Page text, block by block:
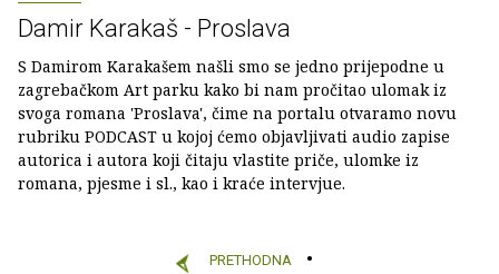
Damir Karakaš - Proslava
S Damirom Karakašem našli smo se jedno prijepodne u
zagrebačkom Art parku kako bi nam pročitao ulomak iz
svoga romana 'Proslava', čime na portalu otvaramo novu
rubriku PODCAST u kojoj ćemo objavljivati audio zapise
autorica i autora koji čitaju vlastite priče, ulomke iz
romana, pjesme i sl., kao i kraće intervjue.
PRETHODNA